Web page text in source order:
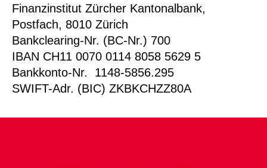
Finanzinstitut Zürcher Kantonalbank,
Postfach, 8010 Zürich
Bankclearing-Nr. (BC-Nr.) 700
IBAN CH11 0070 0114 8058 5629 5
Bankkonto-Nr. 1148-5856.295
SWIFT-Adr. (BIC) ZKBKCHZZ80A